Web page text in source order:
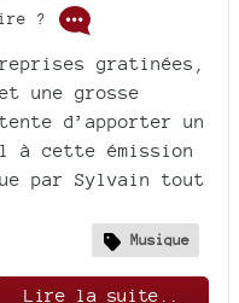
?
gratinées,
une grosse
d’apporter un
à cette émission
par Sylvain tout
Musique
Lire la suite..